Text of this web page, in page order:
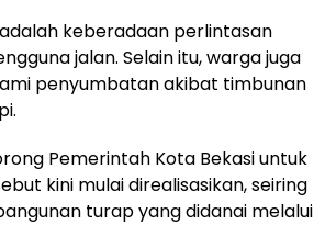
keberadaan perlintasan
jalan. Selain itu, warga juga
penyumbatan akibat timbunan
Pemerintah Kota Bekasi untuk
kini mulai direalisasikan, seiring
turap yang didanai melalui